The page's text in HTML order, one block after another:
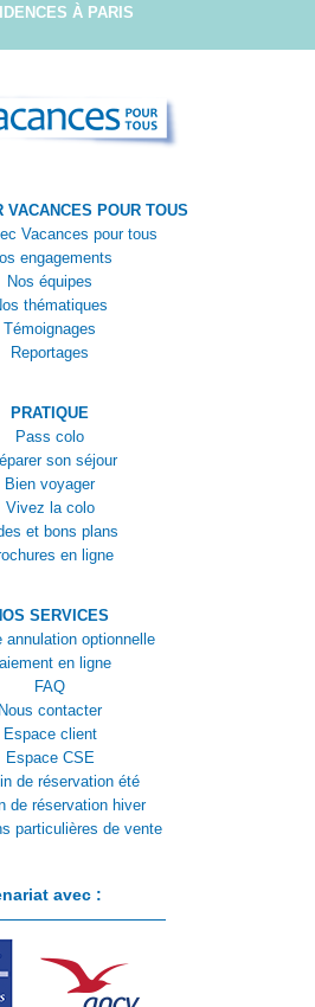
À PARIS
VACANCES POUR TOUS
Vacances pour tous
engagements
Nos équipes
thématiques
Témoignages
Reportages
PRATIQUE
Pass colo
son séjour
Bien voyager
Vivez la colo
et bons plans
en ligne
SERVICES
annulation optionnelle
en ligne
FAQ
Nous contacter
Espace client
Espace CSE
de réservation été
de réservation hiver
particulières de vente
avec :